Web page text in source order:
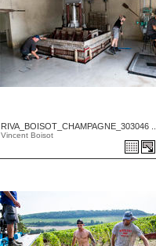
RIVA_BOISOT_CHAMPAGNE_303046
Vincent Boisot